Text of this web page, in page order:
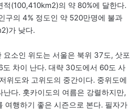
적(100,410km2)의 약 80%에 달한다.
구의 4% 정도인 약 520만명에 불과
가 낮다.
요소인 위도는 서울은 북위 37도, 삿포
차이 난다. 대략 30도에서 60도 사
위도와 고위도의 중간이다. 중위도에
다. 홋카이도의 여름은 강렬하지만,
여행하기 좋은 시즌으로 본다. 필자가